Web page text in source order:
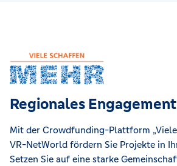
Regionales Engagement
Mit der Crowdfunding-Plattform
VR-NetWorld fördern Sie Projekte in
Setzen Sie auf eine starke